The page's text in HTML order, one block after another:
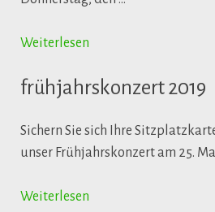
Weiterlesen
frühjahrskonzert 2019
Sichern Sie sich Ihre
unser Frühjahrskonzert am 25.
Weiterlesen